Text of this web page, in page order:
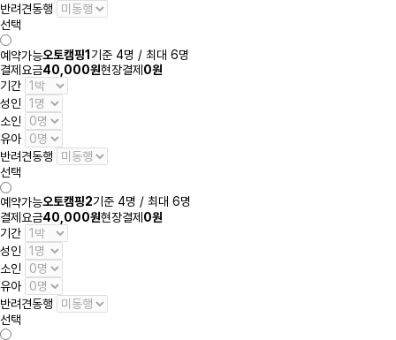
반려견동행
선택
예약가능오토캠핑1 기준 4명 / 최대 6명
결제요금40,000원현장결제 0원
기간
성인
소인
유아
반려견동행
선택
예약가능오토캠핑2기준 4명 / 최대 6명
결제요금40,000원현장결제0원
기간
성인
소인
유아
반려견동행
선택